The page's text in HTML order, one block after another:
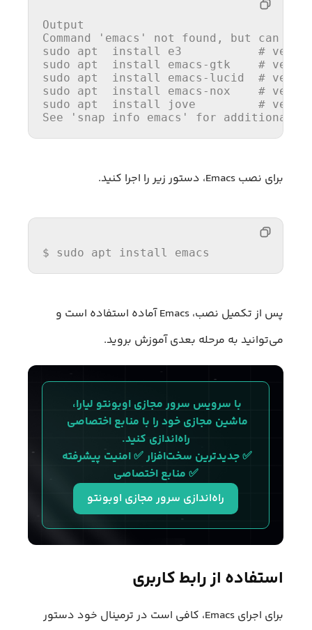
Output
Command
sudo apt  install e3           #
sudo apt  install emacs-gtk    #
sudo apt  install emacs-lucid  #
sudo apt  install emacs-nox    #
sudo apt  install jove         #
See 'snap info emacs' for additional
برای نصب Emacs، دستور زیر را اجرا کنید.
$ sudo apt install emacs
پس از تکمیل نصب، Emacs آماده استفاده است و
می‌توانید به مرحله بعدی آموزش بروید.
با سرویس سرور مجازی اوبونتو لیارا،
ماشین مجازی‌ خود را با منابع اختصاصی
راه‌‌اندازی کنید.
✅ جدیدترین سخت‌افزار ✅ امنیت پیشرفته
✅ منابع اختصاصی
راه‌اندازی سرور مجازی اوبونتو
استفاده از رابط کاربری
برای اجرای Emacs، کافی است در ترمینال خود دستور